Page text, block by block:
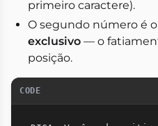
primeiro caractere).
O segundo número é o
exclusivo — o
posição.
CODE